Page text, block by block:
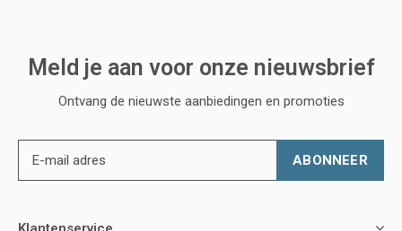
Meld je aan voor onze nieuwsbrief
Ontvang de nieuwste aanbiedingen en promoties
ABONNEER